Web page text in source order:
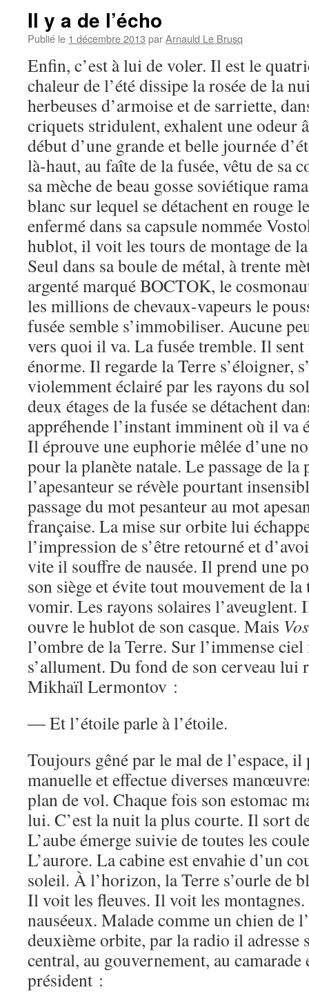
Il y a de l’écho
Publié le 1 décembre 2013 parArnauld Le Brusq
Enfin, c’est à lui de voler. Il est le
chaleur de l’été dissipe la rosée de la
herbeuses d’armoise et de sarriette,
criquets stridulent, exhalent une odeur
début d’une grande et belle journée
là-haut, au faîte de la fusée, vêtu de sa
sa mèche de beau gosse soviétique
blanc sur lequel se détachent en rouge
enfermé dans sa capsule nommée
hublot, il voit les tours de montage de
Seul dans sa boule de métal, à trente
argenté marqué BOCTOK, le
les millions de chevaux-vapeurs le
fusée semble s’immobiliser. Aucune
vers quoi il va. La fusée tremble. Il
énorme. Il regarde la Terre s’éloigner,
violemment éclairé par les rayons du
deux étages de la fusée se détachent
appréhende l’instant imminent où il va
Il éprouve une euphorie mêlée d’une
pour la planète natale. Le passage de la
l’apesanteur se révèle pourtant
passage du mot pesanteur au mot
française. La mise sur orbite lui
l’impression de s’être retourné et
vite il souffre de nausée. Il prend une
son siège et évite tout mouvement de
vomir. Les rayons solaires
ouvre le hublot de son casque. Mais
l’ombre de la Terre. Sur l’immense
s’allument. Du fond de son cerveau lui
Mikhaïl Lermontov :
― Et l’étoile parle à l’étoile.
Toujours gêné par le mal de l’espace, il
manuelle et effectue diverses
plan de vol. Chaque fois son estomac
lui. C’est la nuit la plus courte. Il sort
L’aube émerge suivie de toutes les
L’aurore. La cabine est envahie d’un
soleil. À l’horizon, la Terre s’ourle de
Il voit les fleuves. Il voit les
nauséeux. Malade comme un chien de
deuxième orbite, par la radio il adresse
central, au gouvernement, au
président :